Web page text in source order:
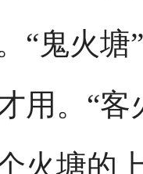
“鬼火塘
用。“
火塘的